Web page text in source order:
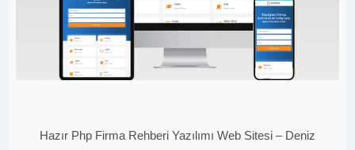
Hazır Php Firma Rehberi Yazılımı Web Sitesi – Deniz